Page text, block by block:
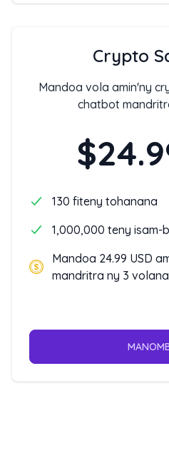
Crypto
Mandoa vola amin'ny
chatbot
130 fiteny tohanana
1,000,000 teny isam-
Mandoa 24.99 USD
mandritra ny 3